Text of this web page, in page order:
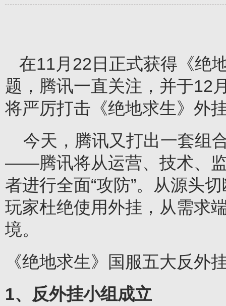
在11月22日正式获得《绝
题，腾讯一直关注，并于12
将严厉打击《绝地求生》外
今天，腾讯又打出一套组
——腾讯将从运营、技术、
者进行全面“攻防”。从源头
玩家杜绝使用外挂，从需求
境。
《绝地求生》国服五大反外
1、反外挂小组成立